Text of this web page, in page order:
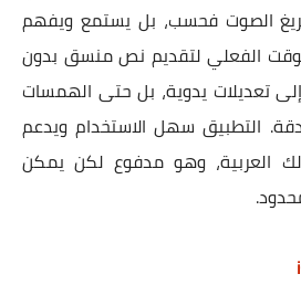
الصوت فحسب، بل يستمع ويفهم
الفعلي لتقديم نص منسق بدون
تعديلات يدوية، بل حتى الهمسات
التطبيق سهل الاستخدام ويدعم
العربية، وهو مدفوع لكن يمكن